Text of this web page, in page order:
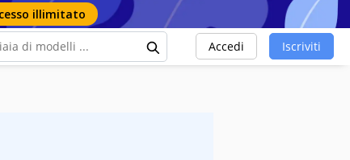
illimitato
Accedi Iscriviti